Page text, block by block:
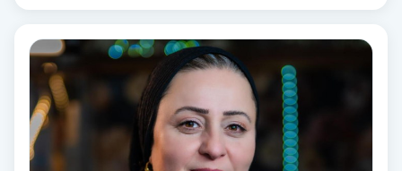
Microshading
Mixfransar
Nagelförlängning